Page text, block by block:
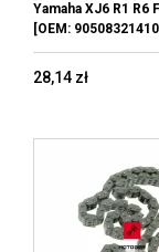
Yamaha XJ6 R1 R6
[OEM:
28,14 zł